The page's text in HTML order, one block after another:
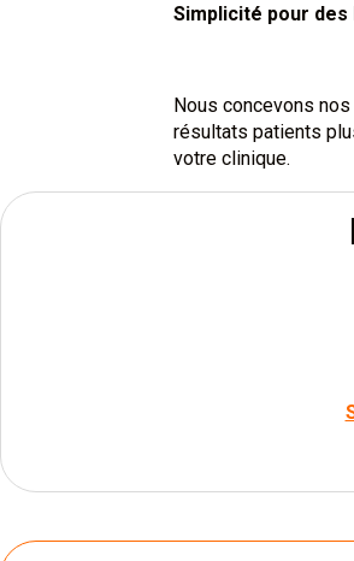
Simplicité pour
Nous concevons
résultats patients
votre clinique.